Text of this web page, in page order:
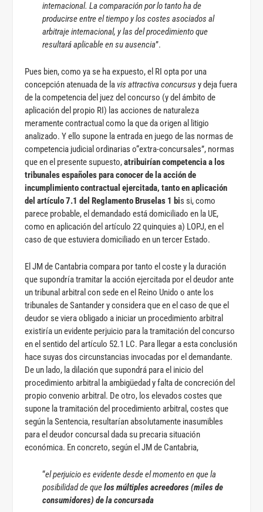
internacional. La comparación por lo tanto ha de
producirse entre el tiempo y los costes asociados al
arbitraje internacional, y las del procedimiento que
resultará aplicable en su ausencia”.
Pues bien, como ya se ha expuesto, el RI opta por una
concepción atenuada de la vis attractiva concursusy deja fuera
de la competencia del juez del concurso (y del ámbito de
aplicación del propio RI) las acciones de naturaleza
meramente contractual como la que da origen al litigio
analizado. Y ello supone la entrada en juego de las normas de
competencia judicial ordinarias o“extra-concursales”, normas
que en el presente supuesto,atribuirían competencia a los
tribunales españoles para conocer de la acción de
incumplimiento contractual ejercitada, tanto en aplicación
del artículo 7.1 del Reglamento Bruselas 1 bis si, como
parece probable, el demandado está domiciliado en la UE,
como en aplicación del artículo 22 quinquies a) LOPJ, en el
caso de que estuviera domiciliado en un tercer Estado.
El JM de Cantabria compara por tanto el coste y la duración
que supondría tramitar la acción ejercitada por el deudor ante
un tribunal arbitral con sede en el Reino Unido o ante los
tribunales de Santander y considera que en el caso de que el
deudor se viera obligado a iniciar un procedimiento arbitral
existiría un evidente perjuicio para la tramitación del concurso
en el sentido del artículo 52.1 LC. Para llegar a esta conclusión
hace suyas dos circunstancias invocadas por el demandante.
De un lado, la dilación que supondrá para el inicio del
procedimiento arbitral la ambigüedad y falta de concreción del
propio convenio arbitral. De otro, los elevados costes que
supone la tramitación del procedimiento arbitral, costes que
según la Sentencia, resultarían absolutamente inasumibles
para el deudor concursal dada su precaria situación
económica. En concreto, según el JM de Cantabria,
“el perjuicio es evidente desde el momento en que la
posibilidad de quelos múltiples acreedores (miles de
consumidores) de la concursada